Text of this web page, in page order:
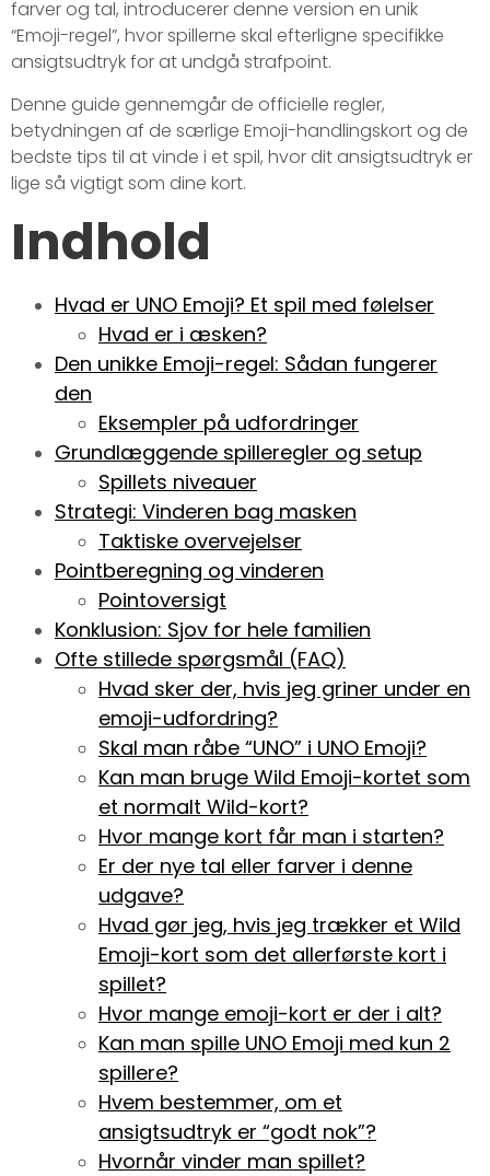
farver og tal, introducerer denne version en unik
“Emoji-regel”, hvor spillerne skal efterligne specifikke
ansigtsudtryk for at undgå strafpoint.
Denne guide gennemgår de officielle regler,
betydningen af de særlige Emoji-handlingskort og de
bedste tips til at vinde i et spil, hvor dit ansigtsudtryk er
lige så vigtigt som dine kort.
Indhold
Hvad er UNO Emoji? Et spil med følelser
Hvad er i æsken?
Den unikke Emoji-regel: Sådan fungerer
den
Eksempler på udfordringer
Grundlæggende spilleregler og setup
Spillets niveauer
Strategi: Vinderen bag masken
Taktiske overvejelser
Pointberegning og vinderen
Pointoversigt
Konklusion: Sjov for hele familien
Ofte stillede spørgsmål (FAQ)
Hvad sker der, hvis jeg griner under en
emoji-udfordring?
Skal man råbe “UNO” i UNO Emoji?
Kan man bruge Wild Emoji-kortet som
et normalt Wild-kort?
Hvor mange kort får man i starten?
Er der nye tal eller farver i denne
udgave?
Hvad gør jeg, hvis jeg trækker et Wild
Emoji-kort som det allerførste kort i
spillet?
Hvor mange emoji-kort er der i alt?
Kan man spille UNO Emoji med kun 2
spillere?
Hvem bestemmer, om et
ansigtsudtryk er “godt nok”?
Hvornår vinder man spillet?